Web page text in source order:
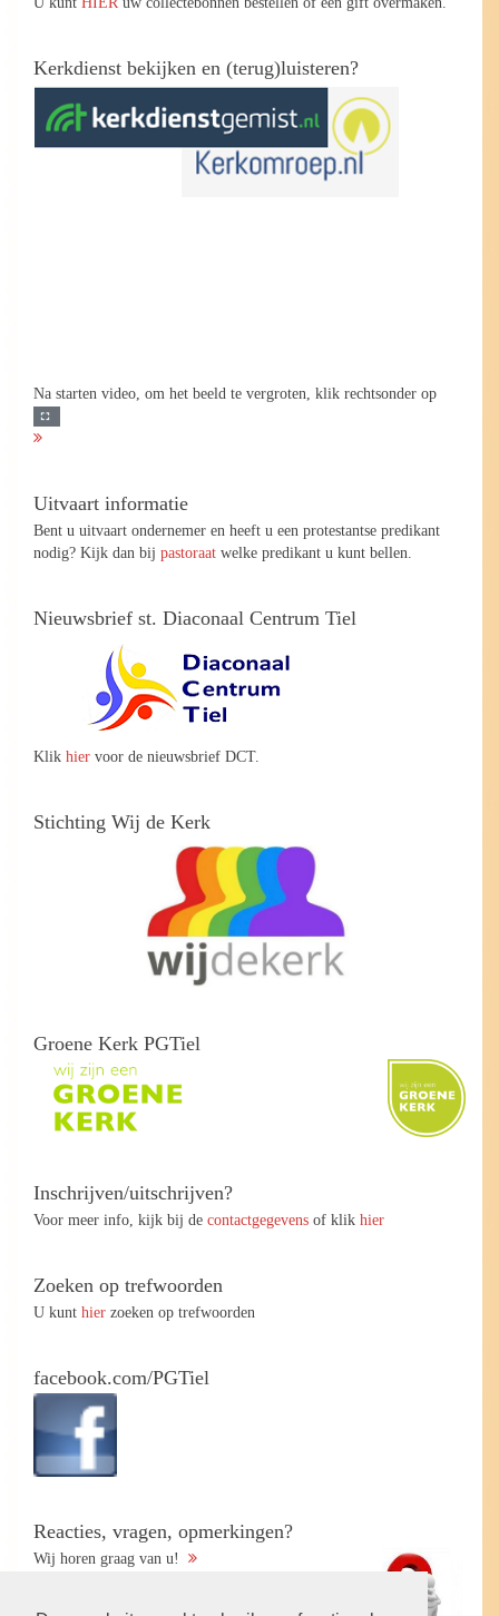
Kerkdienst bekijken en (terug)luisteren?
Na starten video, om het beeld te vergroten, klik rechtsonder op
Uitvaart informatie
Bent u uitvaart ondernemer en heeft u een protestantse predikant
nodig? Kijk dan bij pastoraat welke predikant u kunt bellen.
Nieuwsbrief st. Diaconaal Centrum Tiel
Klik hier voor de nieuwsbrief DCT.
Stichting Wij de Kerk
Groene Kerk PGTiel
Inschrijven/uitschrijven?
Voor meer info, kijk bij de contactgegevens of klik hier
Zoeken op trefwoorden
U kunt hier zoeken op trefwoorden
facebook.com/PGTiel
Reacties, vragen, opmerkingen?
Wij horen graag van u!